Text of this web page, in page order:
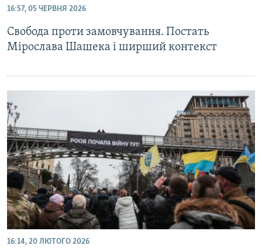
МУЛЬТИМЕДІА
ФОТО
СПЕЦПРОЄКТИ
ПОДКАСТИ
КРИМ РЕАЛІЇ
РУС
УКР
КТАТ
ДОЛУЧАЙСЯ!
16:57, 05 ЧЕРВНЯ 2026
Свобода проти замовчування. Постать
Мірослава Шашека і ширший контекст
16:14, 20 ЛЮТОГО 2026